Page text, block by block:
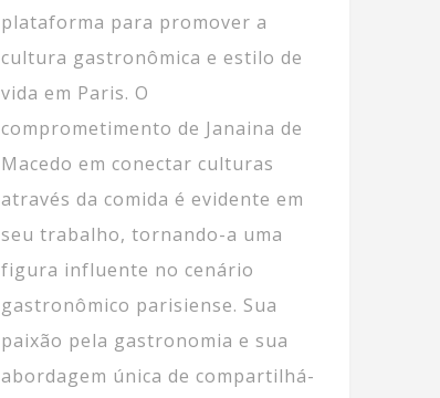
plataforma para promover a
cultura gastronômica e estilo de
vida em Paris. O
comprometimento de Janaina de
Macedo em conectar culturas
através da comida é evidente em
seu trabalho, tornando-a uma
figura influente no cenário
gastronômico parisiense. Sua
paixão pela gastronomia e sua
abordagem única de compartilhá-